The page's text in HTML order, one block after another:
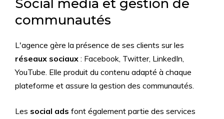
Social media et gestion de
communautés
L'agence gère la présence de ses clients sur les
réseaux sociaux : Facebook, Twitter, LinkedIn,
YouTube. Elle produit du contenu adapté à chaque
plateforme et assure la gestion des communautés.
Les social ads font également partie des services